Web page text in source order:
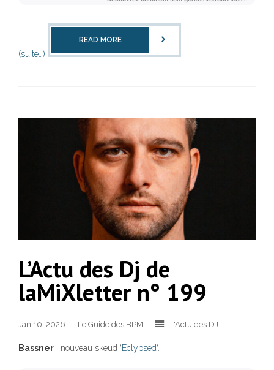
(suite…)
READ MORE
L’Actu des Dj de
laMiXletter n° 199
Jan 10, 2026 Le Guide des BPM L'Actu des DJ
Bassner : nouveau skeud ‘Eclypsed‘.